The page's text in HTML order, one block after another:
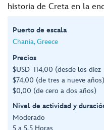
historia de Creta en la
Puerto de escala
Chania, Greece
Precios
$USD 114,00 (desde los
$74,00 (de tres a nueve años)
$0,00 (de cero a dos años)
Nivel de actividad y
Moderado
5 a 5.5 Horas